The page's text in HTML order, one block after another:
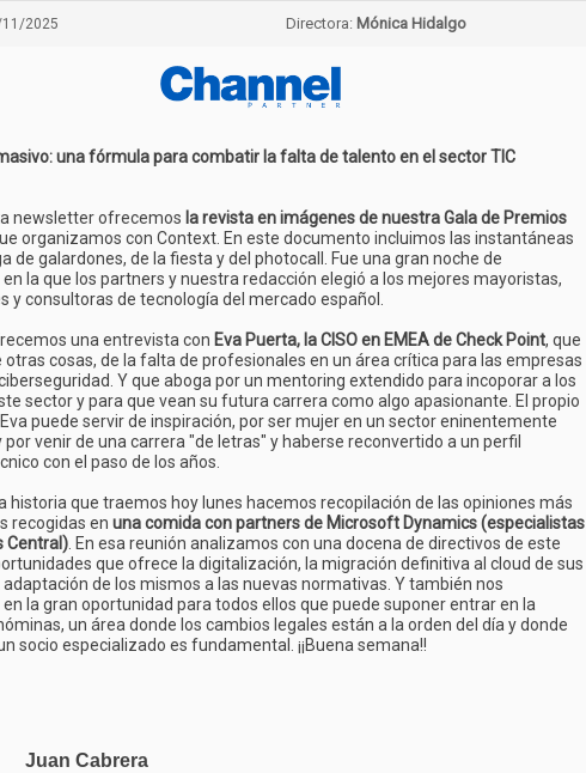
2025 Directora: Mónica Hidalgo
una fórmula para combatir la falta de talento en el sector TIC
newsletter ofrecemos la revista en imágenes de nuestra Gala de Premios
organizamos con Context. En este documento incluimos las instantáneas
de galardones, de la fiesta y del photocall. Fue una gran noche de
la que los partners y nuestra redacción elegió a los mejores mayoristas,
y consultoras de tecnología del mercado español.
una entrevista con Eva Puerta, la CISO en EMEA de Check Point, que
otras cosas, de la falta de profesionales en un área crítica para las empresas
Y que aboga por un mentoring extendido para incoporar a los
sector y para que vean su futura carrera como algo apasionante. El propio
puede servir de inspiración, por ser mujer en un sector eninentemente
por venir de una carrera "de letras" y haberse reconvertido a un perfil
con el paso de los años.
historia que traemos hoy lunes hacemos recopilación de las opiniones más
recogidas en una comida con partners de Microsoft Dynamics (especialistas
Central) . En esa reunión analizamos con una docena de directivos de este
que ofrece la digitalización, la migración definitiva al cloud de sus
adaptación de los mismos a las nuevas normativas. Y también nos
la gran oportunidad para todos ellos que puede suponer entrar en la
un área donde los cambios legales están a la orden del día y donde
socio especializado es fundamental. ¡¡Buena semana!!
Juan Cabrera